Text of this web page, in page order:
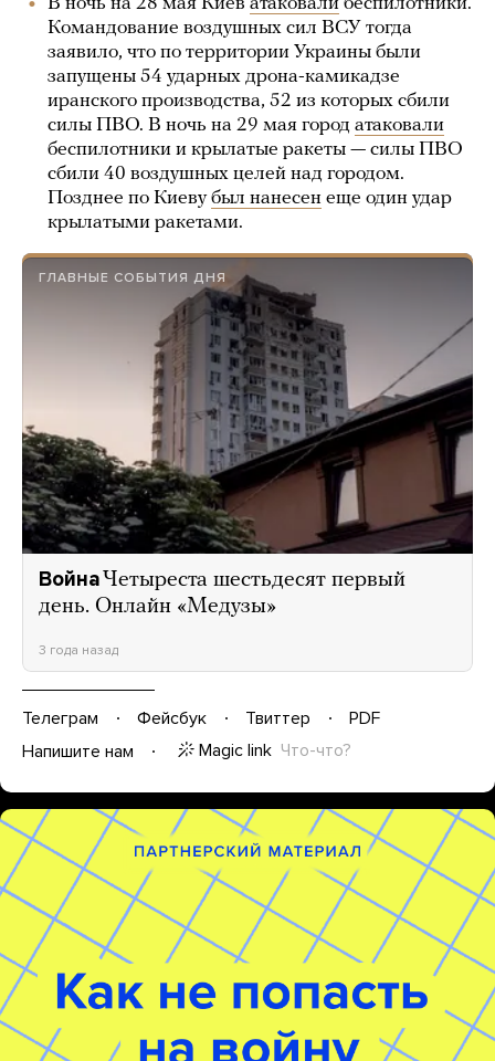
Командование воздушных сил ВСУ тогда
заявило, что по территории Украины были
запущены 54 ударных дрона-камикадзе
иранского производства, 52 из которых сбили
силы ПВО. В ночь на 29 мая город атаковали
беспилотники и крылатые ракеты — силы ПВО
сбили 40 воздушных целей над городом.
Позднее по Киевубыл нанесен еще один удар
крылатыми ракетами.
ГЛАВНЫЕ СОБЫТИЯ ДНЯ
Война Четыреста шестьдесят первый
день. Онлайн «Медузы»
3 года назад
Телеграм Фейсбук Твиттер
PDF
Напишите нам
Magic link Что-что?